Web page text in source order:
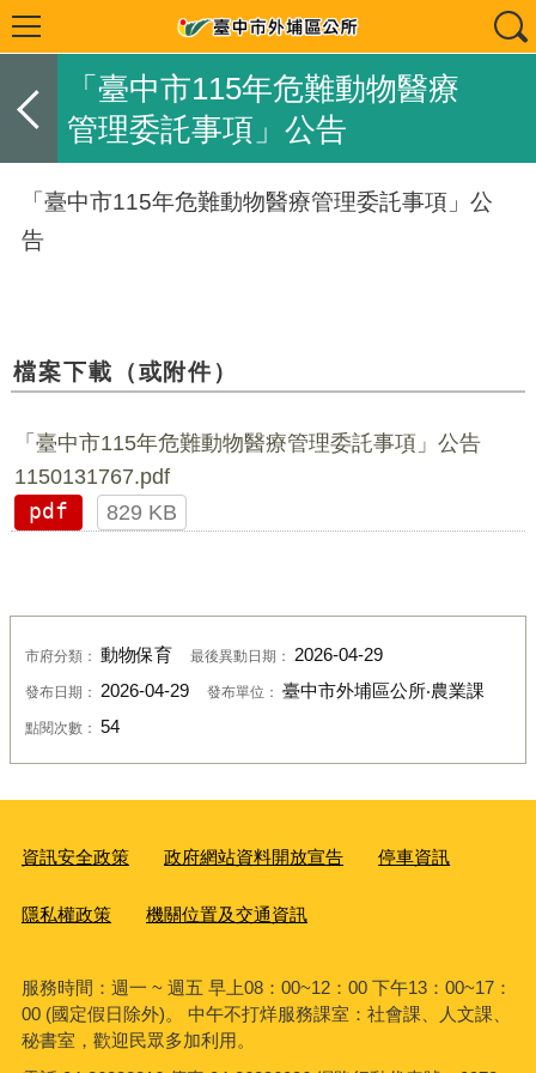
「臺中市115年危難動物醫療
管理委託事項」公告
「臺中市115年危難動物醫療管理委託事項」公
告
檔案下載（或附件）
「臺中市115年危難動物醫療管理委託事項」公告
1150131767.pdf
pdf
829 KB
市府分類： 動物保育 最後異動日期： 2026-04-29
發布日期： 2026-04-29 發布單位： 臺中市外埔區公所‧農業課
點閱次數： 54
資訊安全政策 政府網站資料開放宣告 停車資訊
隱私權政策 機關位置及交通資訊
服務時間：週一 ~ 週五 早上08：00~12：00 下午13：00~17：
00 (國定假日除外)。 中午不打烊服務課室：社會課、人文課、
秘書室，歡迎民眾多加利用。